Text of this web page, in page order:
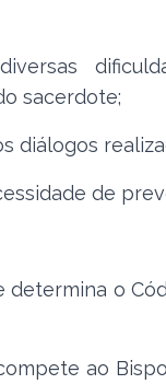
diversas
sacerdote;
diálogos
de
determina o
ao